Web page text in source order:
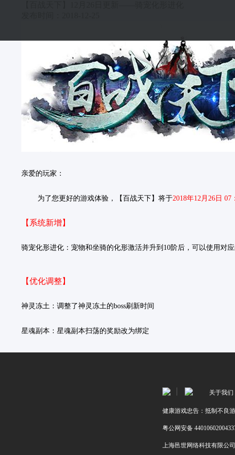
亲爱的玩家：
为了您更好的游戏体验，【百战天下】将于2018年12月26日 07
【系统新增】
骑宠化形进化： 宠物和坐骑的化形激活并升到10阶后，可以使用对
【优化调整】
神灵冻土： 调整了神灵冻土的boss刷新时间
星魂副本： 星魂副本扫荡的奖励改为绑定
关于我们
健康游戏忠告：抵制不良
粤公网安备
上海邑世网络科技有限公